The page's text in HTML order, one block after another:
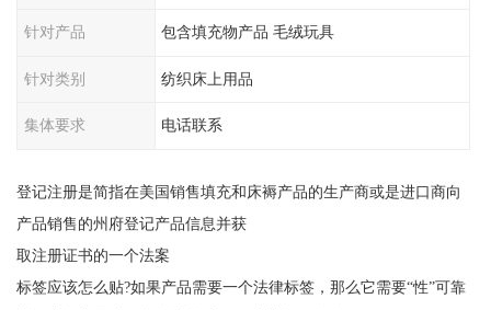
针对产品 包含填充物产品 毛绒玩具
针对类别 纺织床上用品
集体要求 电话联系
登记注册是简指在美国销售填充和床褥产品的生产商或是进口商向
产品销售的州府登记产品信息并获
取注册证书的一个法案
标签应该怎么贴?如果产品需要一个法律标签，那么它需要“性”可靠